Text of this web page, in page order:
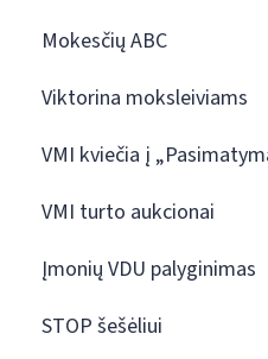
Mokesčių ABC
Viktorina moksleiviams
VMI kviečia į
VMI turto aukcionai
Įmonių VDU palyginimas
STOP šešėliui